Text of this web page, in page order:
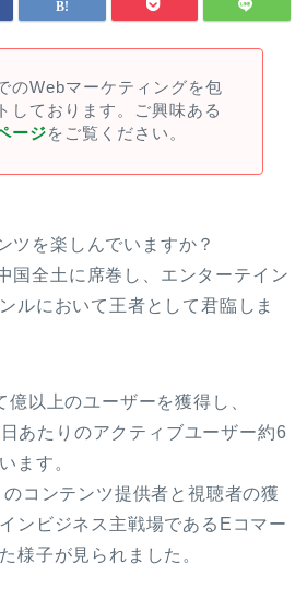
のWebマーケティングを包
しております。ご興味ある
ージをご覧ください。
ツを楽しんでいますか？
国全土に席巻し、エンターテイン
ルにおいて王者として君臨しま
以上のユーザーを獲得し、
あたりのアクティブユーザー約6
ます。
コンテンツ提供者と視聴者の獲
ンビジネス主戦場であるEコマー
様子が見られました。